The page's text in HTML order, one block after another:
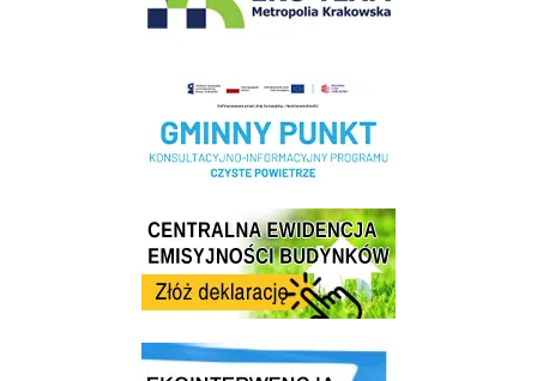
Realizacja Programu Czyste Powietrze w Gminie Wieliczka
Centrala Ewidencja Emisyjności Budynków - złóż deklarację
link do strony ekointerwencja dot.- powietrza